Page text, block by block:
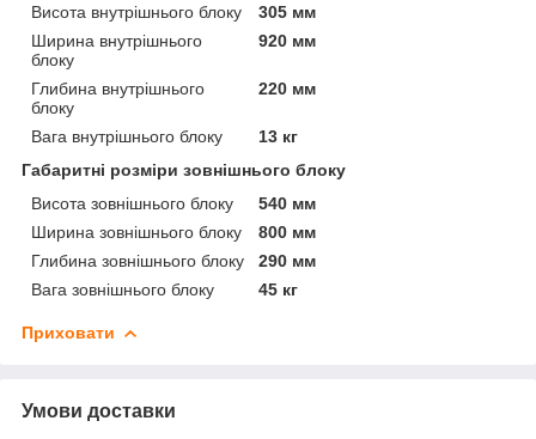
Висота внутрішнього блоку
305 мм
Ширина внутрішнього
блоку
920 мм
Глибина внутрішнього
блоку
220 мм
Вага внутрішнього блоку
13 кг
Габаритні розміри зовнішнього блоку
Висота зовнішнього блоку
540 мм
Ширина зовнішнього блоку
800 мм
Глибина зовнішнього блоку
290 мм
Вага зовнішнього блоку
45 кг
Приховати
Умови доставки